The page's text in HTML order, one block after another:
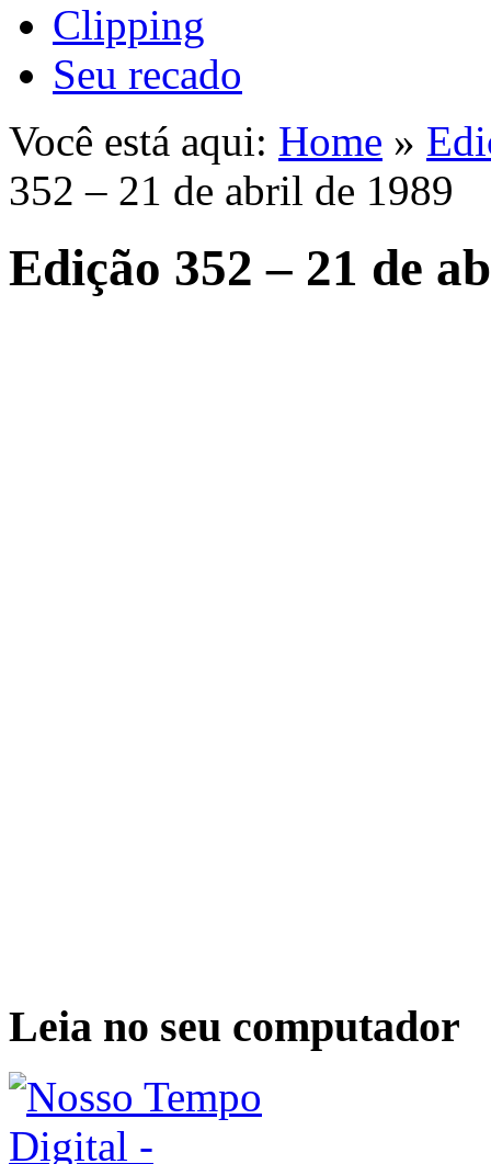
Clipping
Seu recado
Você está aqui: Home »
352 – 21 de abril de 1989
Edição 352 – 21 de
Leia no seu computador